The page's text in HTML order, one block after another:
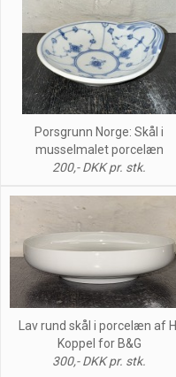
Porsgrunn Norge: Skål i
musselmalet porcelæn
200,- DKK pr. stk.
Lav rund skål i porcelæn af H.
Koppel for B&G
300,- DKK pr. stk.